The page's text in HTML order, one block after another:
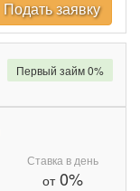
Подать заявку
Ставка в день
от0%
Первый займ 0%